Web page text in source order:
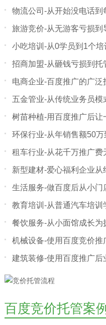
物流公司-从开始没电话到
旅游竞价-从无游客亏损到
小吃培训-从0学员到1个培
招商加盟-从砸钱亏损到托
电商企业-百度推广的广
五金管业-从传统业务员
头企业
树苗种植-用百度推广后
环保行业-从年销售额50
租车行业-从花千万推广
变
新型建材-爱心福利企业
生活服务-做百度后从小
教育培训-从普通汽车培
餐饮服务-从小面馆成长
机械设备-使用百度竞价推
建筑装修-使用百度推广后
百度竞价托管案例